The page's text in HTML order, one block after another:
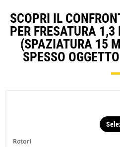
SCOPRI IL
PER FRESATURA
(SPAZIATURA 15
SPESSO
Rotori